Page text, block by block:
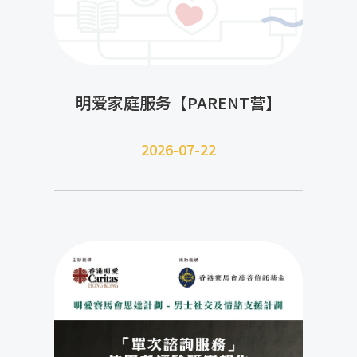
明爱家庭服务【PARENT营】
2026-07-22